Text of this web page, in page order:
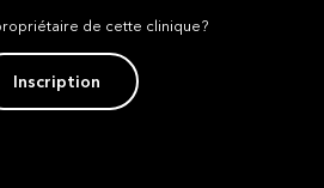
de cette clinique?
Inscription